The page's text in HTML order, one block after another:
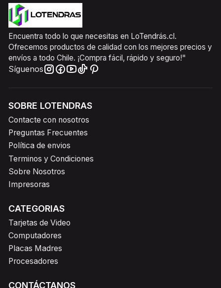
Encuentra todo lo que necesitas en LoTendrás.cl.
Ofrecemos productos de calidad con los mejores precios y
envíos a todo Chile. ¡Compra fácil, rápido y seguro!"
Síguenos
SOBRE LOTENDRAS
Contacte con nosotros
Preguntas Frecuentes
Política de envios
Terminos y Condiciones
Sobre Nosotros
Impresoras
CATEGORIAS
Tarjetas de Video
Computadores
Placas Madres
Procesadores
CONTÁCTANOS